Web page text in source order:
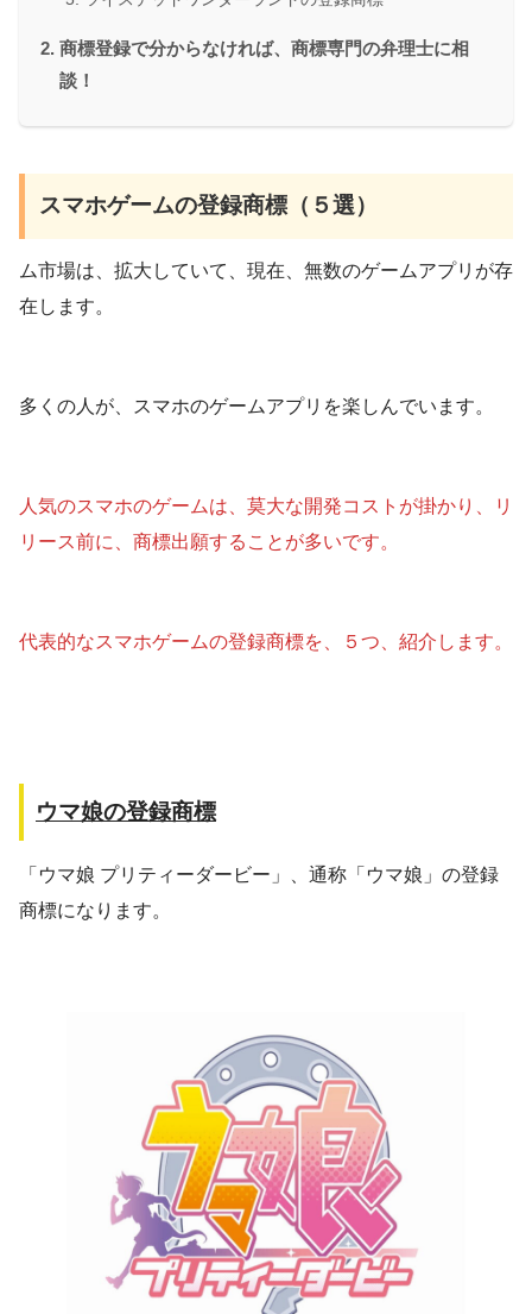
商標登録で分からなければ、商標専門の弁理士に相
談！
スマホゲームの登録商標（５選）
ム市場は、拡大していて、現在、無数のゲームアプリが存
在します。
多くの人が、スマホのゲームアプリを楽しんでいます。
人気のスマホのゲームは、莫大な開発コストが掛かり、リ
リース前に、商標出願することが多いです。
代表的なスマホゲームの登録商標を、５つ、紹介します。
ウマ娘の登録商標
「ウマ娘 プリティーダービー」、通称「ウマ娘」の登録
商標になります。